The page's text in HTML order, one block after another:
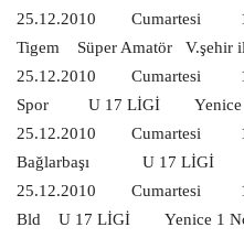
25.12.2010
Cumartesi
Tigem
Süper Amatör
V.şehir
25.12.2010
Cumartesi
Spor
U 17 LİGİ
25.12.2010
Cumartesi
Bağlarbaşı
U 17 LİGİ
25.12.2010
Cumartesi
Bld
U 17 LİGİ
Yenice 1